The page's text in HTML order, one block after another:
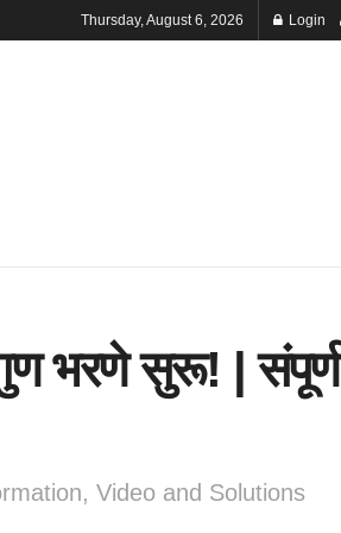
Thursday, August 6, 2026 Login
भरणे सुरू! | संपूर्ण
Video and Solutions